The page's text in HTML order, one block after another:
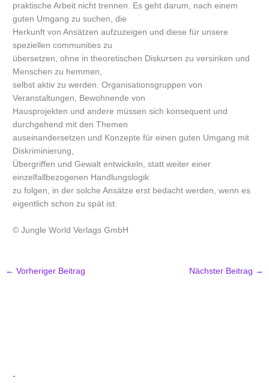
.
praktische Arbeit nicht trennen. Es geht darum, nach einem
guten Umgang zu suchen, die
Herkunft von Ansätzen aufzuzeigen und diese für unsere
speziellen communities zu
übersetzen, ohne in theoretischen Diskursen zu versinken und
Menschen zu hemmen,
selbst aktiv zu werden. Organisationsgruppen von
Veranstaltungen, Bewohnende von
Hausprojekten und andere müssen sich konsequent und
durchgehend mit den Themen
auseinandersetzen und Konzepte für einen guten Umgang mit
Diskriminierung,
Übergriffen und Gewalt entwickeln, statt weiter einer
einzelfallbezogenen Handlungslogik
zu folgen, in der solche Ansätze erst bedacht werden, wenn es
eigentlich schon zu spät ist.
© Jungle World Verlags GmbH
← Vorheriger Beitrag Nächster Beitrag →